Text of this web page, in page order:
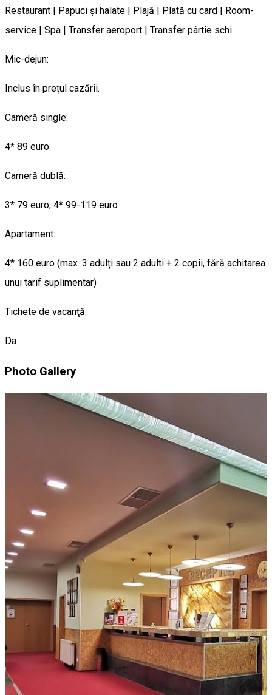
Restaurant | Papuci şi halate | Plajă | Plată cu card | Room-
service | Spa | Transfer aeroport | Transfer pârtie schi
Mic-dejun:
Inclus în preţul cazării.
Cameră single:
4* 89 euro
Cameră dublă:
3* 79 euro, 4* 99-119 euro
Apartament:
4* 160 euro (max. 3 adulți sau 2 adulti + 2 copii, fără achitarea
unui tarif suplimentar)
Tichete de vacanţă:
Da
Photo Gallery